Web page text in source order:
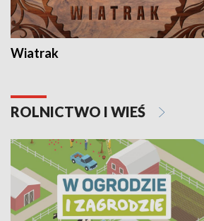
Wiatrak
ROLNICTWO I WIEŚ